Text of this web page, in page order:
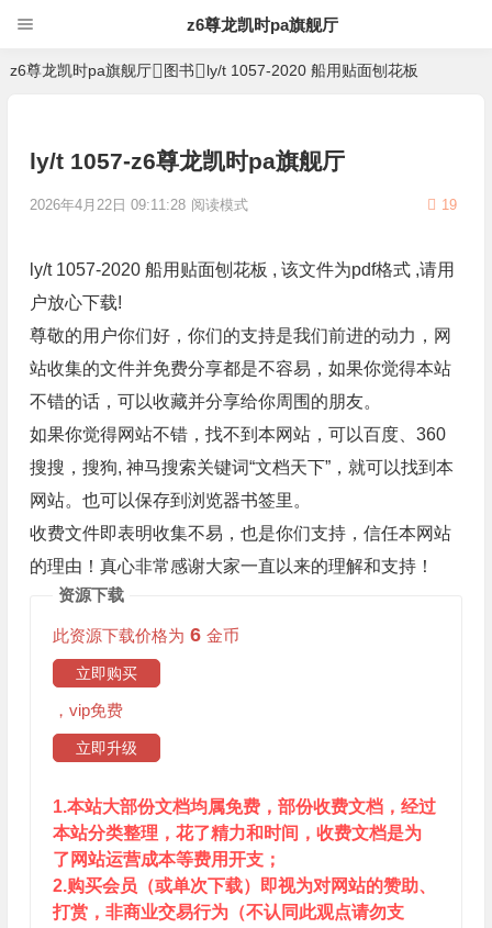
z6尊龙凯时pa旗舰厅
z6尊龙凯时pa旗舰厅 图书 ly/t 1057-2020 船用贴面刨花板
ly/t 1057-z6尊龙凯时pa旗舰厅
2026年4月22日 09:11:28 19
阅读模式
ly/t 1057-2020 船用贴面刨花板 , 该文件为pdf格式 ,请用
户放心下载!
尊敬的用户你们好，你们的支持是我们前进的动力，网
站收集的文件并免费分享都是不容易，如果你觉得本站
不错的话，可以收藏并分享给你周围的朋友。
如果你觉得网站不错，找不到本网站，可以百度、360
搜搜，搜狗, 神马搜索关键词“文档天下”，就可以找到本
网站。也可以保存到浏览器书签里。
收费文件即表明收集不易，也是你们支持，信任本网站
的理由！真心非常感谢大家一直以来的理解和支持！
资源下载
此资源下载价格为 6 金币
立即购买
，vip免费
立即升级
1.本站大部份文档均属免费，部份收费文档，经过
本站分类整理，花了精力和时间，收费文档是为
了网站运营成本等费用开支；
2.购买会员（或单次下载）即视为对网站的赞助、
打赏，非商业交易行为（不认同此观点请勿支